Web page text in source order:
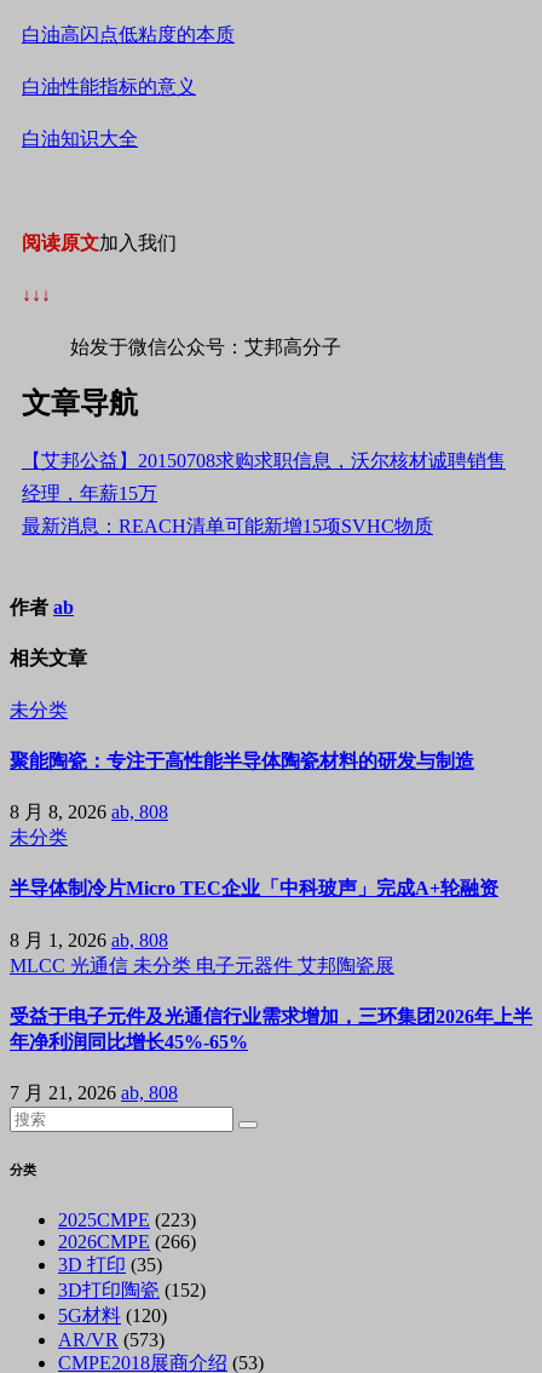
白油高闪点低粘度的本质
白油性能指标的意义
白油知识大全
阅读原文加入我们
↓↓↓
始发于微信公众号：艾邦高分子
文章导航
【艾邦公益】20150708求购求职信息，沃尔核材诚聘销售
经理，年薪15万
最新消息：REACH清单可能新增15项SVHC物质
作者 ab
相关文章
未分类
聚能陶瓷：专注于高性能半导体陶瓷材料的研发与制造
8 月 8, 2026 ab, 808
未分类
半导体制冷片Micro TEC企业「中科玻声」完成A+轮融资
8 月 1, 2026 ab, 808
MLCC 光通信 未分类 电子元器件 艾邦陶瓷展
受益于电子元件及光通信行业需求增加，三环集团2026年上半
年净利润同比增长45%-65%
7 月 21, 2026 ab, 808
分类
2025CMPE (223)
2026CMPE (266)
3D 打印 (35)
3D打印陶瓷 (152)
5G材料 (120)
AR/VR (573)
CMPE2018展商介绍 (53)